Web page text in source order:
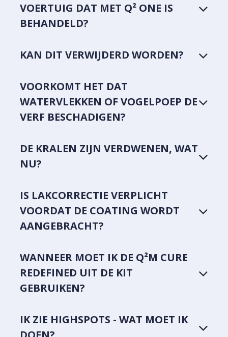
VOERTUIG DAT MET Q² ONE IS
BEHANDELD?
KAN DIT VERWIJDERD WORDEN?
VOORKOMT HET DAT
WATERVLEKKEN OF VOGELPOEP DE
VERF BESCHADIGEN?
DE KRALEN ZIJN VERDWENEN, WAT
NU?
IS LAKCORRECTIE VERPLICHT
VOORDAT DE COATING WORDT
AANGEBRACHT?
WANNEER MOET IK DE Q²M CURE
REDEFINED UIT DE KIT
GEBRUIKEN?
IK ZIE HIGHSPOTS - WAT MOET IK